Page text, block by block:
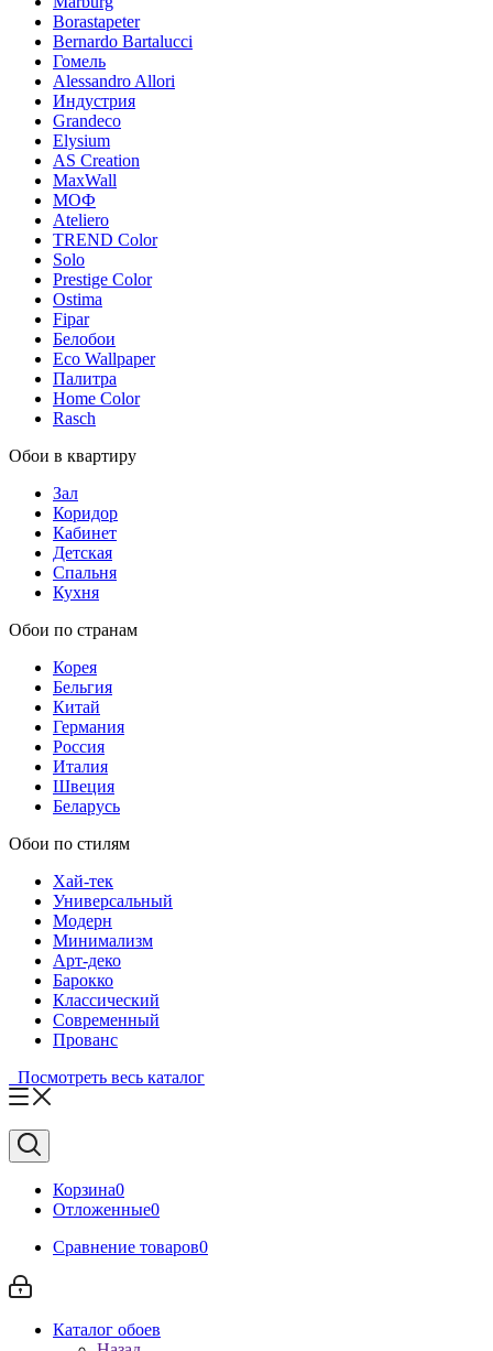
Borastapeter
Bernardo Bartalucci
Гомель
Alessandro Allori
Индустрия
Grandeco
Elysium
AS Creation
MaxWall
МОФ
Ateliero
TREND Color
Solo
Prestige Color
Ostima
Fipar
Белобои
Eco Wallpaper
Палитра
Home Color
Rasch
Обои в квартиру
Зал
Коридор
Кабинет
Детская
Спальня
Кухня
Обои по странам
Корея
Бельгия
Китай
Германия
Россия
Италия
Швеция
Беларусь
Обои по стилям
Хай-тек
Универсальный
Модерн
Минимализм
Арт-деко
Барокко
Классический
Современный
Прованс
Посмотреть весь каталог
Корзина0
Отложенные0
Сравнение товаров0
Каталог обоев